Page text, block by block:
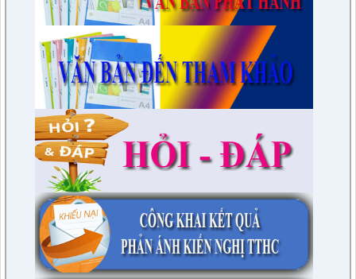
lượt xem: 3387 | lượt tải:597
230/CTr-TT HĐND
Chương trình công tác tháng 03/2023 của TT HĐND
lượt xem: 3379 | lượt tải:461
1/NQ-TTHĐND
Nghị quyết V/v: Điều chỉnh cục bộ quy hoạch chi tiết xây dựng
tỷ lệ 1/500 Khu trung tâm thị trấn Tuần Giáo huyện Tuần Giáo
tỉnh Điện Biên ( Khu dân cư số 1 Thị trấn Tuần Giáo; Khu dân
cư số 2 Thị trấn Tuần Giáo; Khu dân cư mới số 3
lượt xem: 2803 | lượt tải:1456
2/CV-BDT
Đề xuất chuyên đề giám sát năm 2024
lượt xem: 3924 | lượt tải:979
4/CV-BKTXH
Đề xuất nội dung giám sát năm 2024 của TT HĐND huyện